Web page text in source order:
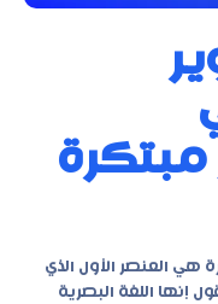
مبتكرة
هي العنصر الأول الذي
إنها اللغة البصرية